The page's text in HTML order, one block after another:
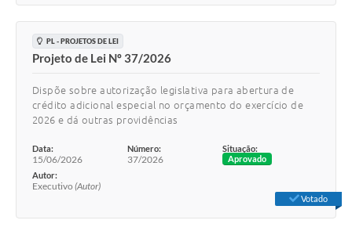
PL - PROJETOS DE LEI
Projeto de Lei Nº 37/2026
Dispõe sobre autorização legislativa para abertura de
crédito adicional especial no orçamento do exercício de
2026 e dá outras providências
Data:
15/06/2026
Número:
37/2026
Situação:
Aprovado
Autor:
Executivo (Autor)
Votado